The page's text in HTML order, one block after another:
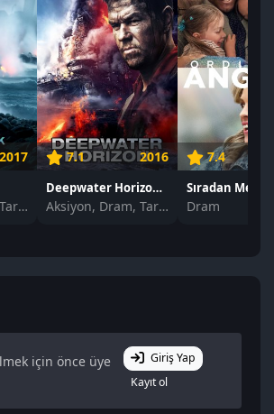
2017
Aksiyon, Dram, Tarih
7.1 2016
Deepwater Horizon: Büyük Felaket izle
Aksiyon, Dram, Tarih
7.4
Sıradan
Dram
için önce üye
Giriş Yap
Kayıt ol